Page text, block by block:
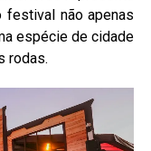
festival não apenas
espécie de cidade
rodas.